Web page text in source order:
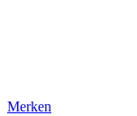
Merken